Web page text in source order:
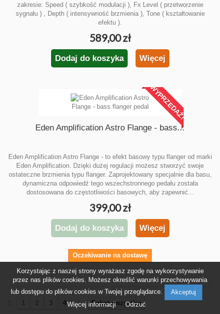
zakresie: Speed ( szybkość modulacji ), Fx Level ( przetworzenie
sygnału ) , Depth ( intensywność brzmienia ), Tone ( kształtowanie
efektu ).
589,00 zł
Dodaj do koszyka Więcej
WYPRZEDAŻ!
Eden Amplification Astro Flange - bass...
Eden Amplification Astro Flange - to efekt basowy typu flanger od marki
Eden Amplification. Dzięki dużej regulacji możesz stworzyć swoje
ostateczne brzmienia typu flanger. Zaprojektowany specjalnie dla basu,
dynamiczna odpowiedź tego wszechstronnego pedału została
dostosowana do częstotliwości basowych, aby zapewnić...
399,00 zł
Dodaj do koszyka Więcej
Oczekiwanie na dostawę
Pokaż wszystkie
1 2 3 4
Korzystając z naszej strony wyrażasz zgodę na wykorzystywanie
przez nas plików cookies. Możesz określić warunki przechowywania
lub dostępu do plików cookies w Twojej przeglądarce.
Akceptuj
Więcej informacji
Odrzuć